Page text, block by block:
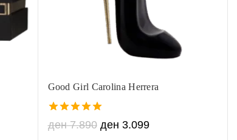
Good Girl Carolina Herrera
5.00
out of 5
ден7.890 ден 3.099